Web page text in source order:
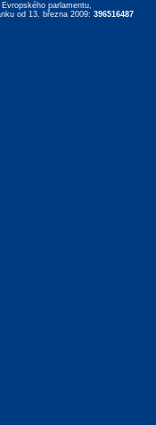
parlamentu,
od 13. března 2009: 396516487